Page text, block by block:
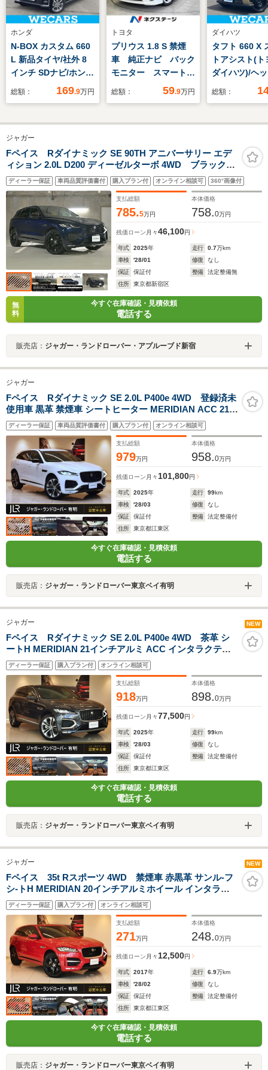
ホンダ
N-BOX カスタム 660
L 新品タイヤ/社外 8
インチ SDナビ/ホンダ
センシング/両側電動
脱防止支援システム/
ヘッドランプ
LED/Bluetooth接
続/ETC
総額： 169.9万円
トヨタ
プリウス 1.8 S 禁煙
車 純正ナビ バック
モニター スマートキ
ー 純正15インチア
電動格納ミラー プラ
トライト フォグラン
プ
総額： 59.9万円
ダイハツ
タフト 660 X
トアシスト(ト
ダイハツ)/ヘ
プ LED/USB
クモニター/禁
ウインドウ
総額：
ジャガー
Fペイス Rダイナミック SE 90TH アニバーサリー エデ
ィション 2.0L D200 ディーゼルターボ 4WD ブラックP
MERIDIAN サンルーフ 21AW
ディーラー保証 車両品質評価書付 購入プラン付 オンライン相談可 360°画像付
支払総額
785.5万円
本体価格
758.0万円
残価ローン 月々46,100円
年式 2025年 走行 0.7万km
車検
'28/01 修復
なし
保証
保証付 整備
法定整備無
住所
東京都新宿区
無
料
今すぐ在庫確認・見積依頼
電話する
販売店： ジャガー・ランドローバー・アプルーブド新宿
ジャガー
Fペイス Rダイナミック SE 2.0L P400e 4WD 登録済未
使用車 黒革 禁煙車 シートヒーター MERIDIAN ACC 21イ
ンチアルミホイール ワイヤレスデバイスチャージング ブ
ラックエクステリアパック プレミアムLEDヘッドライト
インタラクティブドライバーディスプレイ
ディーラー保証 車両品質評価書付 購入プラン付 オンライン相談可
支払総額
979万円
本体価格
958.0万円
残価ローン 月々 101,800円
年式 2025年 走行 99km
車検
'28/03 修復
なし
保証
保証付 整備
法定整備付
住所
東京都江東区
今すぐ在庫確認・見積依頼
電話する
販売店： ジャガー・ランドローバー東京ベイ有明
ジャガー NEW
Fペイス Rダイナミック SE 2.0L P400e 4WD 茶革 シ
ートH MERIDIAN 21インチアルミ ACC インタラクティ
ブドライバーディスプレイ ワイヤレスデバイスチャージ
ング プレミアムLEDヘッドライト パドルシフト パワーテ
ールゲート フロントフォグランプ
ディーラー保証 購入プラン付 オンライン相談可
支払総額
918万円
本体価格
898.0万円
残価ローン 月々77,500円
年式 2025年 走行 99km
車検
'28/03 修復
なし
保証
保証付 整備
法定整備付
住所
東京都江東区
今すぐ在庫確認・見積依頼
電話する
販売店： ジャガー・ランドローバー東京ベイ有明
ジャガー NEW
Fペイス 35t Rスポーツ 4WD 禁煙車 赤黒革 サンル-フ
シ-トH MERIDIAN 20インチアルミホイール インタラク
ティブドライバーディスプレイ ACC LEDヘッドライト
パドルシフト メモリーシート ブラインドスポットモニタ
ディーラー保証 購入プラン付 オンライン相談可
支払総額
271万円
本体価格
248.0万円
残価ローン 月々 12,500円
年式 2017年 走行 6.9万km
車検
'28/02 修復
なし
保証
保証付 整備
法定整備付
住所
東京都江東区
今すぐ在庫確認・見積依頼
電話する
販売店： ジャガー・ランドローバー東京ベイ有明